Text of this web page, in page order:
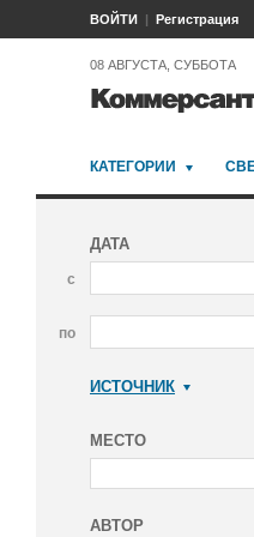
ВОЙТИ Регистрация
08 АВГУСТА, СУББОТА
КАТЕГОРИИ
ДАТА
с
по
ИСТОЧНИК
МЕСТО
АВТОР